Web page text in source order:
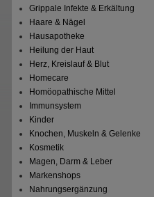
Grippale Infekte & Erkältung
Haare & Nägel
Hausapotheke
Heilung der Haut
Herz, Kreislauf & Blut
Homecare
Homöopathische Mittel
Immunsystem
Kinder
Knochen, Muskeln & Gelenke
Kosmetik
Magen, Darm & Leber
Markenshops
Nahrungsergänzung